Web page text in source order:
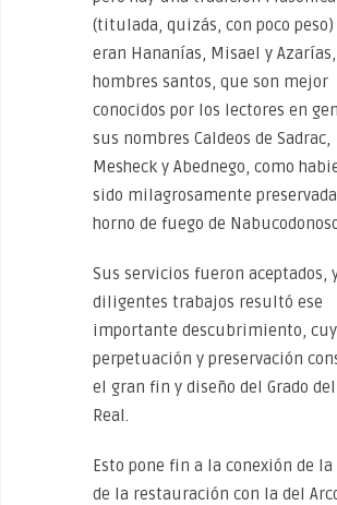
(titulada, quizás, con poco peso)
eran Hananías, Misael y
hombres santos, que son mejor
conocidos por los lectores en
sus nombres Caldeos de Sadrac,
Mesheck y Abednego, como
sido milagrosamente
horno de fuego de
Sus servicios fueron aceptados,
diligentes trabajos resultó ese
importante descubrimiento,
perpetuación y preservación
el gran fin y diseño del Grado del
Real.
Esto pone fin a la conexión de
de la restauración con la del